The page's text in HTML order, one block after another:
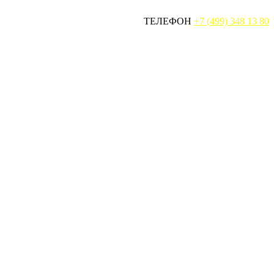
ТЕЛЕФОН +7 (499) 348 13 80